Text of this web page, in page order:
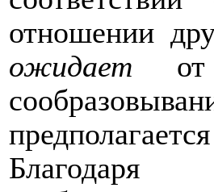
отношении
ожидает от